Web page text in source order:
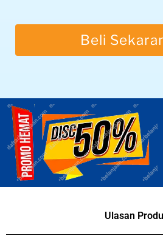
Beli
Ulasan